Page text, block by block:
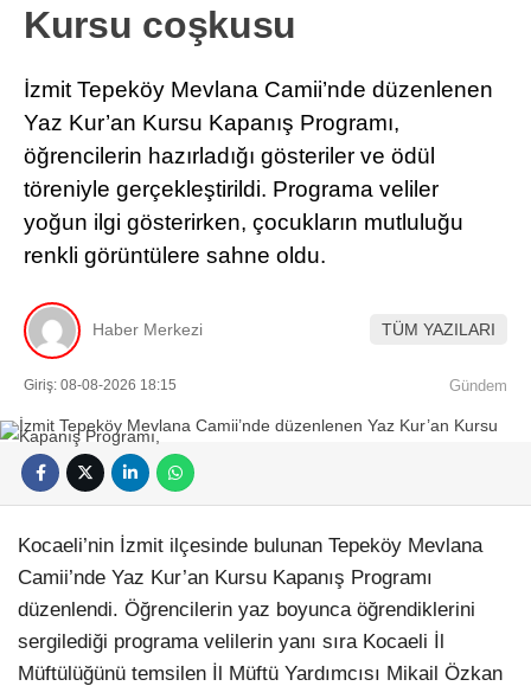
Kursu coşkusu
İzmit Tepeköy Mevlana Camii’nde düzenlenen
Yaz Kur’an Kursu Kapanış Programı,
öğrencilerin hazırladığı gösteriler ve ödül
töreniyle gerçekleştirildi. Programa veliler
yoğun ilgi gösterirken, çocukların mutluluğu
renkli görüntülere sahne oldu.
Haber Merkezi TÜM YAZILARI
Giriş: 08-08-2026 18:15 Gündem
Kocaeli’nin İzmit ilçesinde bulunan Tepeköy Mevlana
Camii’nde Yaz Kur’an Kursu Kapanış Programı
düzenlendi. Öğrencilerin yaz boyunca öğrendiklerini
sergilediği programa velilerin yanı sıra Kocaeli İl
Müftülüğünü temsilen İl Müftü Yardımcısı Mikail Özkan